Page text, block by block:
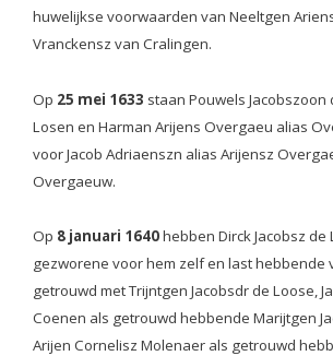
huwelijkse voorwaarden van Neeltgen
Vranckensz van Cralingen.
Op 25 mei 1633 staan Pouwels Jacobszoon
Losen en Harman Arijens Overgaeu alias
voor Jacob Adriaenszn alias Arijensz
Overgaeuw.
Op 8 januari 1640hebben Dirck Jacobsz de
gezworene voor hem zelf en last hebbende
getrouwd met Trijntgen Jacobsdr de Loose,
Coenen als getrouwd hebbende Marijtgen
Arijen Cornelisz Molenaer als getrouwd